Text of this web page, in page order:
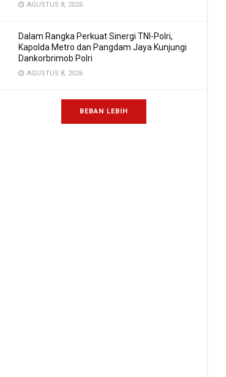
AGUSTUS 8, 2026
Dalam Rangka Perkuat Sinergi TNI-Polri,
Kapolda Metro dan Pangdam Jaya Kunjungi
Dankorbrimob Polri
AGUSTUS 8, 2026
BEBAN LEBIH